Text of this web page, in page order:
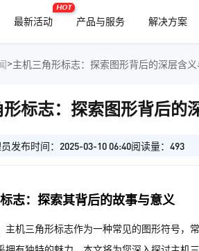
最新活动
HOT
产品与服务 解决方案
>主机三角形标志：探索图形背后的深层含
标志：探索图形背后的
发布时间：2025-03-10 06:40阅读量：493
志：探索其背后的故事与意义
主机三角形标志作为一种常见的图形符号，